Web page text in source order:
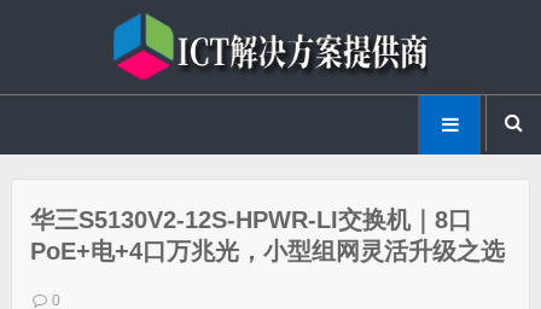
华三S5130V2-12S-HPWR-LI交换机｜8口
PoE+电+4口万兆光，小型组网灵活升级之选
0